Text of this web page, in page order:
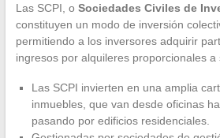
Las SCPI, o Sociedades Civiles de
constituyen un modo de inversión
permitiendo a los inversores adquirir
ingresos por alquileres proporcionales a
Las SCPI invierten en una amplia
inmuebles, que van desde oficinas
pasando por edificios residenciales.